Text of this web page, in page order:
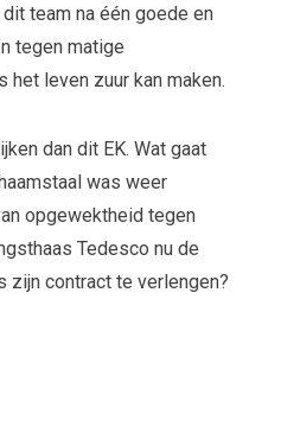
team na één goede en
tegen matige
leven zuur kan maken.
dan dit EK. Wat gaat
was weer
opgewektheid tegen
Tedesco nu de
contract te verlengen?